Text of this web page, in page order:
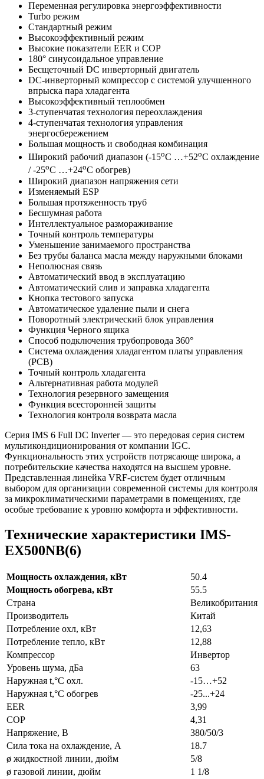
Переменная регулировка энергоэффективности
Turbo режим
Стандартный режим
Высокоэффективный режим
Высокие показатели EER и COP
180° синусоидальное управление
Бесщеточный DC инверторный двигатель
DC-инверторный компрессор с системой улучшенного
впрыска пара хладагента
Высокоэффективный теплообмен
3-ступенчатая технология переохлаждения
4-ступенчатая технология управления
энергосбережением
Большая мощность и свободная комбинация
Широкий рабочий диапазон (-15oC …+52oC охлаждение
/ -25oC …+24oC обогрев)
Широкий диапазон напряжения сети
Изменяемый ESP
Большая протяженность труб
Бесшумная работа
Интеллектуальное размораживание
Точный контроль температуры
Уменьшение занимаемого пространства
Без трубы баланса масла между наружными блоками
Неполюсная связь
Автоматический ввод в эксплуатацию
Автоматический слив и заправка хладагента
Кнопка тестового запуска
Автоматическое удаление пыли и снега
Поворотный электрический блок управления
Функция Черного ящика
Способ подключения трубопровода 360°
Система охлаждения хладагентом платы управления
(PCB)
Точный контроль хладагента
Альтернативная работа модулей
Технология резервного замещения
Функция всесторонней защиты
Технология контроля возврата масла
Серия IMS 6 Full DC Inverter — это передовая серия систем
мультикондиционирования от компании IGC.
Функциональность этих устройств потрясающе широка, а
потребительские качества находятся на высшем уровне.
Представленная линейка VRF-систем будет отличным
выбором для организации современной системы для контроля
за микроклиматическими параметрами в помещениях, где
особые требование к уровню комфорта и эффективности.
Технические характеристики IMS-
EX500NB(6)
Мощность охлаждения, кВт
50.4
Мощность обогрева, кВт
55.5
Страна
Великобритания
Производитель
Китай
Потребление охл, кВт
12,63
Потребление тепло, кВт
12,88
Компрессор
Инвертор
Уровень шума, дБа
63
Наружная t,°C охл.
-15…+52
Наружная t,°C обогрев
-25...+24
EER
3,99
COP
4,31
Напряжение, В
380/50/3
Сила тока на охлаждение, А
18.7
ø жидкостной линии, дюйм
5/8
ø газовой линии, дюйм
1 1/8